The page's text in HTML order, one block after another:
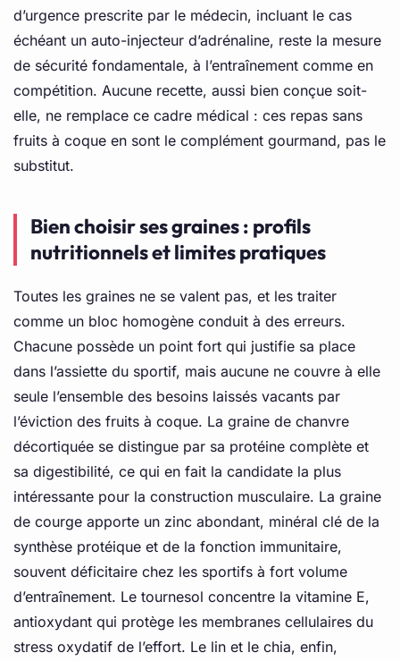
d’urgence prescrite par le médecin, incluant le cas
échéant un auto-injecteur d’adrénaline, reste la mesure
de sécurité fondamentale, à l’entraînement comme en
compétition. Aucune recette, aussi bien conçue soit-
elle, ne remplace ce cadre médical : ces repas sans
fruits à coque en sont le complément gourmand, pas le
substitut.
Bien choisir ses graines : profils
nutritionnels et limites pratiques
Toutes les graines ne se valent pas, et les traiter
comme un bloc homogène conduit à des erreurs.
Chacune possède un point fort qui justifie sa place
dans l’assiette du sportif, mais aucune ne couvre à elle
seule l’ensemble des besoins laissés vacants par
l’éviction des fruits à coque. La graine de chanvre
décortiquée se distingue par sa protéine complète et
sa digestibilité, ce qui en fait la candidate la plus
intéressante pour la construction musculaire. La graine
de courge apporte un zinc abondant, minéral clé de la
synthèse protéique et de la fonction immunitaire,
souvent déficitaire chez les sportifs à fort volume
d’entraînement. Le tournesol concentre la vitamine E,
antioxydant qui protège les membranes cellulaires du
stress oxydatif de l’effort. Le lin et le chia, enfin,